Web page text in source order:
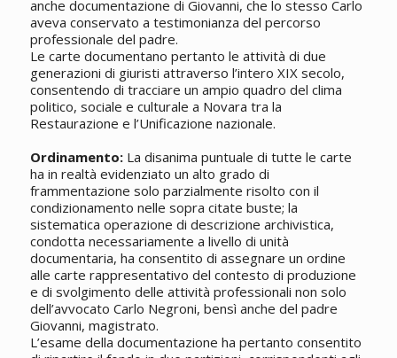
anche documentazione di Giovanni, che lo stesso Carlo
aveva conservato a testimonianza del percorso
professionale del padre.
Le carte documentano pertanto le attività di due
generazioni di giuristi attraverso l’intero XIX secolo,
consentendo di tracciare un ampio quadro del clima
politico, sociale e culturale a Novara tra la
Restaurazione e l’Unificazione nazionale.
Ordinamento:La disanima puntuale di tutte le carte
ha in realtà evidenziato un alto grado di
frammentazione solo parzialmente risolto con il
condizionamento nelle sopra citate buste; la
sistematica operazione di descrizione archivistica,
condotta necessariamente a livello di unità
documentaria, ha consentito di assegnare un ordine
alle carte rappresentativo del contesto di produzione
e di svolgimento delle attività professionali non solo
dell’avvocato Carlo Negroni, bensì anche del padre
Giovanni, magistrato.
L’esame della documentazione ha pertanto consentito